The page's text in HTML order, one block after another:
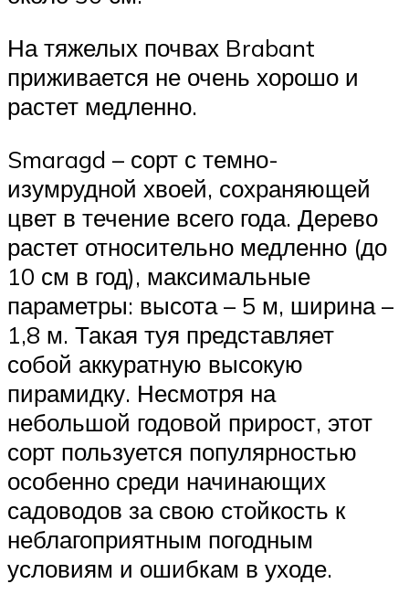
На тяжелых почвах Brabant
приживается не очень хорошо и
растет медленно.
Smaragd – сорт с темно-
изумрудной хвоей, сохраняющей
цвет в течение всего года. Дерево
растет относительно медленно (до
10 см в год), максимальные
параметры: высота – 5 м, ширина –
1,8 м. Такая туя представляет
собой аккуратную высокую
пирамидку. Несмотря на
небольшой годовой прирост, этот
сорт пользуется популярностью
особенно среди начинающих
садоводов за свою стойкость к
неблагоприятным погодным
условиям и ошибкам в уходе.